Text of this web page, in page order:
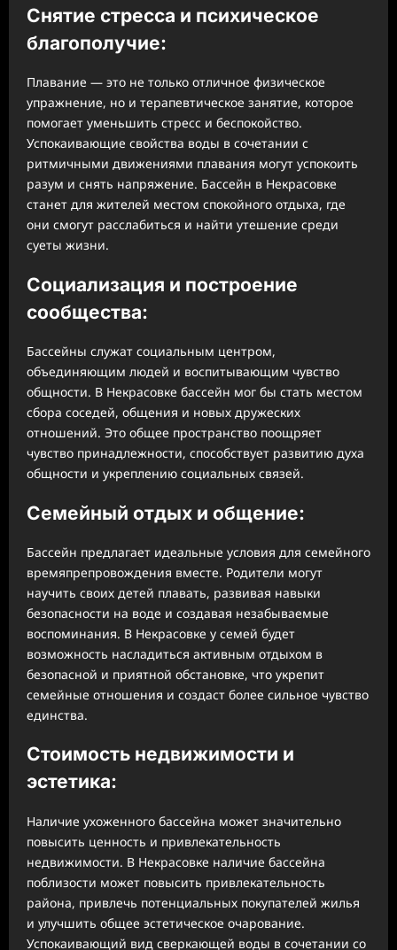
Снятие стресса и психическое
благополучие:
Плавание — это не только отличное физическое
упражнение, но и терапевтическое занятие, которое
помогает уменьшить стресс и беспокойство.
Успокаивающие свойства воды в сочетании с
ритмичными движениями плавания могут успокоить
разум и снять напряжение. Бассейн в Некрасовке
станет для жителей местом спокойного отдыха, где
они смогут расслабиться и найти утешение среди
суеты жизни.
Социализация и построение
сообщества:
Бассейны служат социальным центром,
объединяющим людей и воспитывающим чувство
общности. В Некрасовке бассейн мог бы стать местом
сбора соседей, общения и новых дружеских
отношений. Это общее пространство поощряет
чувство принадлежности, способствует развитию духа
общности и укреплению социальных связей.
Семейный отдых и общение:
Бассейн предлагает идеальные условия для семейного
времяпрепровождения вместе. Родители могут
научить своих детей плавать, развивая навыки
безопасности на воде и создавая незабываемые
воспоминания. В Некрасовке у семей будет
возможность насладиться активным отдыхом в
безопасной и приятной обстановке, что укрепит
семейные отношения и создаст более сильное чувство
единства.
Стоимость недвижимости и
эстетика:
Наличие ухоженного бассейна может значительно
повысить ценность и привлекательность
недвижимости. В Некрасовке наличие бассейна
поблизости может повысить привлекательность
района, привлечь потенциальных покупателей жилья
и улучшить общее эстетическое очарование.
Успокаивающий вид сверкающей воды в сочетании со